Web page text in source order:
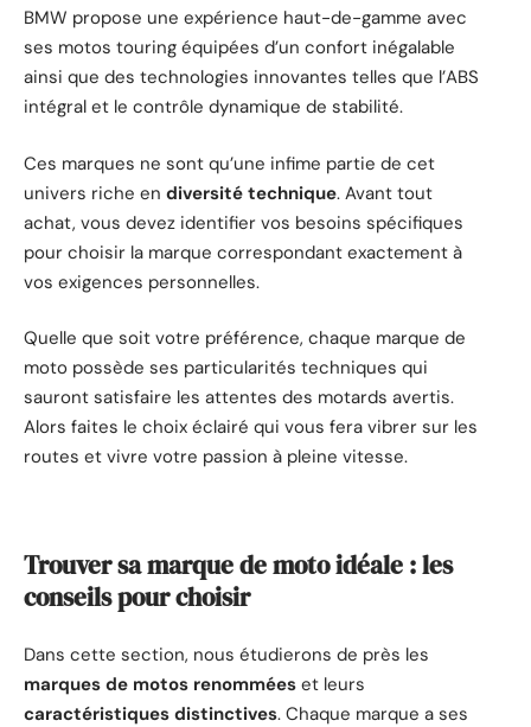
BMW propose une expérience haut-de-gamme avec
ses motos touring équipées d’un confort inégalable
ainsi que des technologies innovantes telles que l’ABS
intégral et le contrôle dynamique de stabilité.
Ces marques ne sont qu’une infime partie de cet
univers riche en diversité technique. Avant tout
achat, vous devez identifier vos besoins spécifiques
pour choisir la marque correspondant exactement à
vos exigences personnelles.
Quelle que soit votre préférence, chaque marque de
moto possède ses particularités techniques qui
sauront satisfaire les attentes des motards avertis.
Alors faites le choix éclairé qui vous fera vibrer sur les
routes et vivre votre passion à pleine vitesse.
Trouver sa marque de moto idéale : les
conseils pour choisir
Dans cette section, nous étudierons de près les
marques de motos renommées et leurs
caractéristiques distinctives. Chaque marque a ses